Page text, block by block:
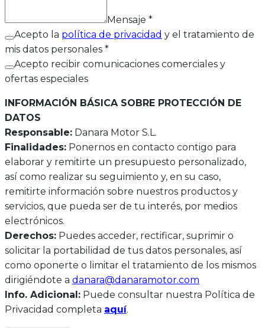
Mensaje *
Acepto la política de privacidad y el tratamiento de
mis datos personales *
Acepto recibir comunicaciones comerciales y
ofertas especiales
INFORMACIÓN BÁSICA SOBRE PROTECCIÓN DE
DATOS
Responsable: Danara Motor S.L.
Finalidades: Ponernos en contacto contigo para
elaborar y remitirte un presupuesto personalizado,
así como realizar su seguimiento y, en su caso,
remitirte información sobre nuestros productos y
servicios, que pueda ser de tu interés, por medios
electrónicos.
Derechos: Puedes acceder, rectificar, suprimir o
solicitar la portabilidad de tus datos personales, así
como oponerte o limitar el tratamiento de los mismos
dirigiéndote a danara@danaramotor.com
Info. Adicional: Puede consultar nuestra Política de
Privacidad completa aquí.